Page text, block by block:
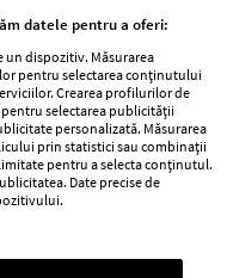
practice
nr. 821/25.09.2025.
minorilor.
datele pentru a oferi:
un dispozitiv. Măsurarea
pentru selectarea conținutului
Crearea profilurilor de
selectarea publicității
personalizată. Măsurarea
prin statistici sau combinații
pentru a selecta conținutul.
Date precise de